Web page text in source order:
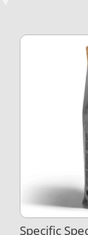
Specific